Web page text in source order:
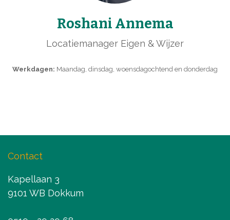
Roshani Annema
Locatiemanager Eigen & Wijzer
Werkdagen: Maandag, dinsdag, woensdagochtend en donderdag
Contact
Kapellaan 3
9101 WB Dokkum